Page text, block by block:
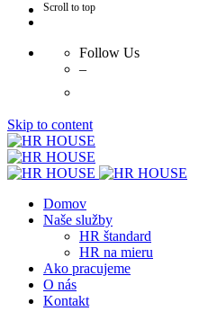
Scroll to top
Follow Us
–
Skip to content
Domov
Naše služby
HR štandard
HR na mieru
Ako pracujeme
O nás
Kontakt